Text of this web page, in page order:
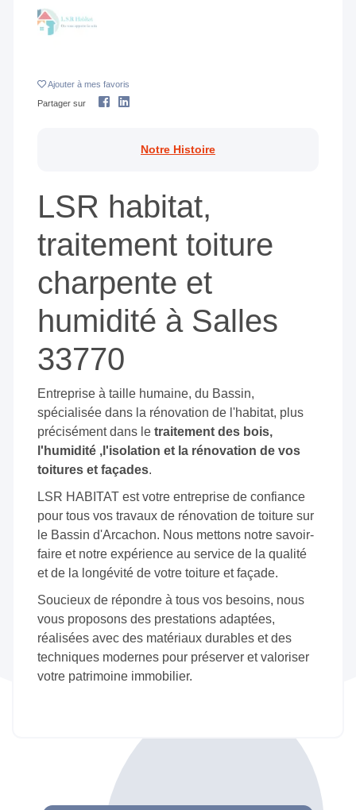
Ajouter à mes favoris
Partager sur
Notre Histoire
LSR habitat,
traitement toiture
charpente et
humidité à Salles
33770
Entreprise à taille humaine, du Bassin,
spécialisée dans la rénovation de l'habitat, plus
précisément dans le traitement des bois,
l'humidité ,l'isolation et la rénovation de vos
toitures et façades.
LSR HABITAT est votre entreprise de confiance
pour tous vos travaux de rénovation de toiture sur
le Bassin d'Arcachon. Nous mettons notre savoir-
faire et notre expérience au service de la qualité
et de la longévité de votre toiture et façade.
Soucieux de répondre à tous vos besoins, nous
vous proposons des prestations adaptées,
réalisées avec des matériaux durables et des
techniques modernes pour préserver et valoriser
votre patrimoine immobilier.